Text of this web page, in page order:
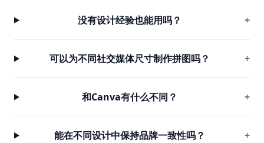
没有设计经验也能用吗？ +
可以为不同社交媒体尺寸制作拼图吗？ +
和Canva有什么不同？ +
能在不同设计中保持品牌一致性吗？ +